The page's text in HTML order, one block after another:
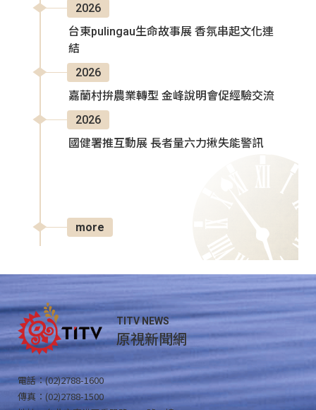
2026
台東pulingau生命故事展 香氛串起文化連
結
2026
嘉蘭村拚農業轉型 金峰說明會促經驗交流
2026
國健署推互動展 長者量六力揪失能警訊
more
TITV NEWS
原視新聞網
電話：(02)2788-1600
傳真：(02)2788-1500